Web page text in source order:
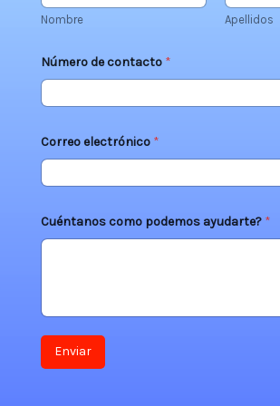
n
t
c
o
Nombre Apellidos
Número de contacto *
Correo electrónico *
Cuéntanos como podemos ayudarte? *
Enviar